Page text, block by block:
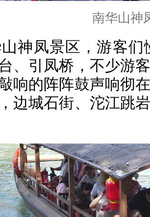
南华山神
神凤景区，游客
、引凤桥，不少游
响的阵阵鼓声响彻
边城石街、沱江跳